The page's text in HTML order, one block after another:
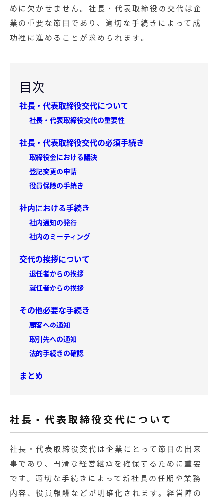
めに欠かせません。社長・代表取締役の交代は企
業の重要な節目であり、適切な手続きによって成
功裡に進めることが求められます。
目次
社長・代表取締役交代について
社長・代表取締役交代の重要性
社長・代表取締役交代の必須手続き
取締役会における議決
登記変更の申請
役員保険の手続き
社内における手続き
社内通知の発行
社内のミーティング
交代の挨拶について
退任者からの挨拶
就任者からの挨拶
その他必要な手続き
顧客への通知
取引先への通知
法的手続きの確認
まとめ
社長・代表取締役交代について
社長・代表取締役交代は企業にとって節目の出来
事であり、円滑な経営継承を確保するために重要
です。適切な手続きによって新社長の任期や業務
内容、役員報酬などが明確化されます。経営陣の